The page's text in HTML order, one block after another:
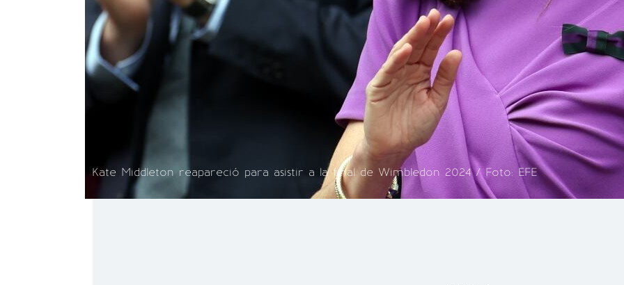
Kate Middleton reapareció para asistir a la final de Wimbledon 2024 / Foto: EFE